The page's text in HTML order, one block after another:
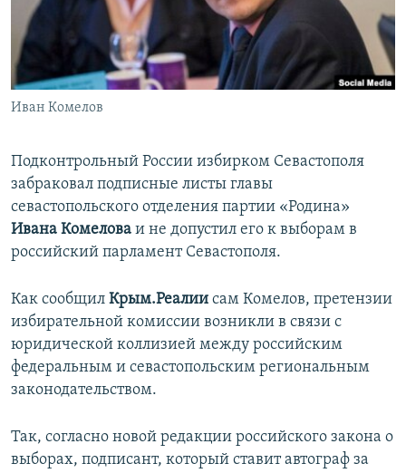
ПОБЕДИТЕЛЕЙ НЕ СУДЯТ?
КРЫМ.НЕПОКОРЕННЫЙ
ELIFBE
УКРАИНСКАЯ ПРОБЛЕМА КРЫМА
ПРИСОЕДИНЯЙТЕСЬ!
Иван Комелов
Подконтрольный России избирком Севастополя
забраковал подписные листы главы
севастопольского отделения партии «Родина»
Ивана Комелова и не допустил его к выборам в
российский парламент Севастополя.
Как сообщил Крым.Реалии сам Комелов, претензии
избирательной комиссии возникли в связи с
юридической коллизией между российским
федеральным и севастопольским региональным
законодательством.
Так, согласно новой редакции российского закона о
выборах, подписант, который ставит автограф за